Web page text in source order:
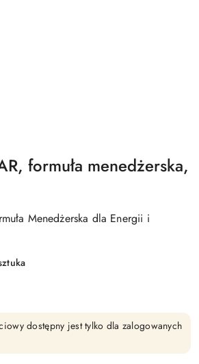
formuła menedżerska,
Menedżerska dla Energii i
dostępny jest tylko dla zalogowanych